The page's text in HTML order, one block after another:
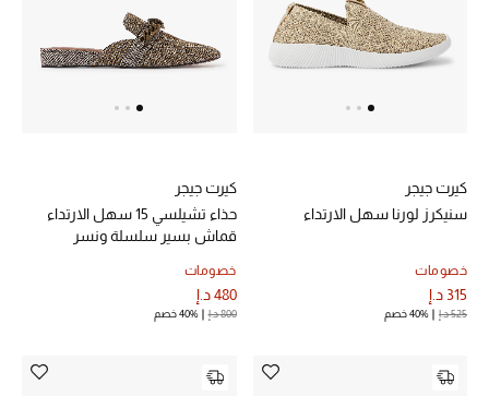
مستلزمات المنزل
تسوقوا الآن
الموسم الجديد
كيرت جيجر
سنيكرز لورنا سهل الارتداء
خصومات
315 د.إ
525 د.إ 40% خصم
كيرت جيجر
حذاء تشيلسي 15 سهل الارتداء
قماش بسير سلسلة ونسر
خصومات
480 د.إ
800 د.إ 40% خصم